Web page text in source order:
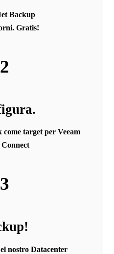
Backup
Gratis!
2
come target per Veeam
3
nostro Datacenter